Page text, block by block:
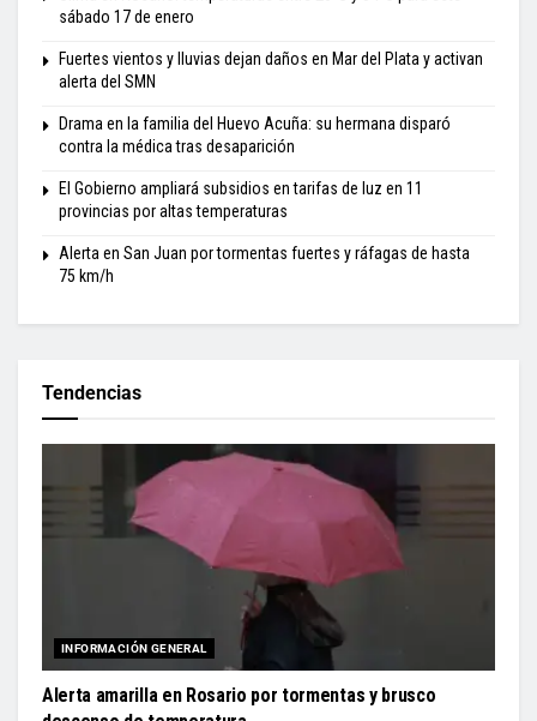
sábado 17 de enero
Fuertes vientos y lluvias dejan daños en Mar del Plata y activan
alerta del SMN
Drama en la familia del Huevo Acuña: su hermana disparó
contra la médica tras desaparición
El Gobierno ampliará subsidios en tarifas de luz en 11
provincias por altas temperaturas
Alerta en San Juan por tormentas fuertes y ráfagas de hasta
75 km/h
Tendencias
INFORMACIÓN GENERAL
Alerta amarilla en Rosario por tormentas y brusco